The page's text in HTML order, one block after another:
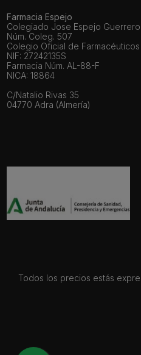
Farmacia Espejo
Colegiado Jose Espejo Guerrero
Núm. Coleg. 507
Colegio Oficial de
NIF: 27242135S
Farmacia Núm. AL-88-F
NICA: 18864
C/Natalio Rivas 35
04770 Adra (Almería)
Todos los precios estás